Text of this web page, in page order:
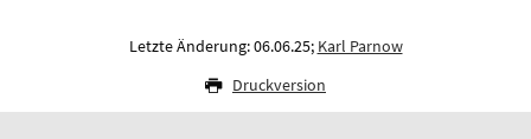
Letzte Änderung: 06.06.25; Karl Parnow
Druckversion